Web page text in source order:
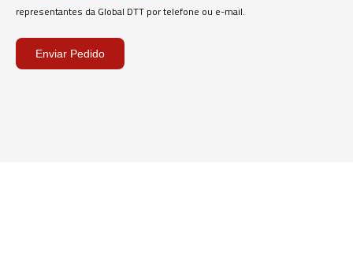
representantes da Global DTT por telefone ou e-mail.
Enviar Pedido